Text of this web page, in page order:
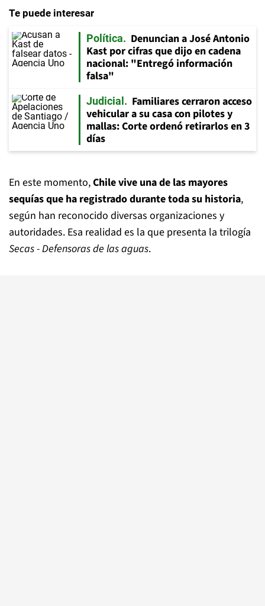
Te puede interesar
Política
Denuncian a José Antonio
Kast por cifras que dijo en cadena
nacional: "Entregó información
falsa"
Judicial
Familiares cerraron acceso
vehicular a su casa con pilotes y
mallas: Corte ordenó retirarlos en 3
días
En este momento,Chile vive una de las mayores
sequías que ha registrado durante toda su historia,
según han reconocido diversas organizaciones y
autoridades. Esa realidad es la que presenta la trilogía
Secas - Defensoras de las aguas.